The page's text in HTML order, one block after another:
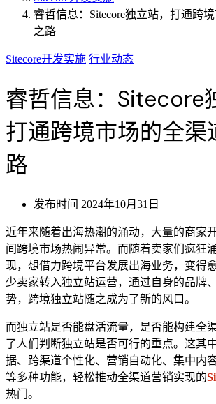
睿哲信息：Sitecore独立站，打通跨
之路
Sitecore开发实施 行业动态
睿哲信息：Sitecore
打通跨境市场的全渠
路
发布时间 2024年10月31日
近年来随着出海热潮的涌动，大量的商家
间跨境市场热闹异常。而随着卖家们疯狂
现，想借力跨境平台发展出海业务，变得
少卖家转入独立站运营，通过自身的品牌
势，跨境独立站随之成为了新的风口。
而独立站是否能盘活流量，是否能构建全
了人们判断独立站是否可行的重点。这其
据、跨渠道个性化、营销自动化、集中内
等多种功能，轻松推动全渠道营销实现的
热门。